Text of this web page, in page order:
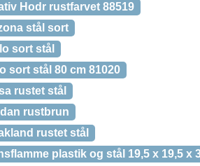
Hodr rustfarvet 88519
stål sort
sort stål
sort stål 80 cm 81020
rustet stål
rustbrun
rustet stål
plastik og stål 19,5 x 19,5 x